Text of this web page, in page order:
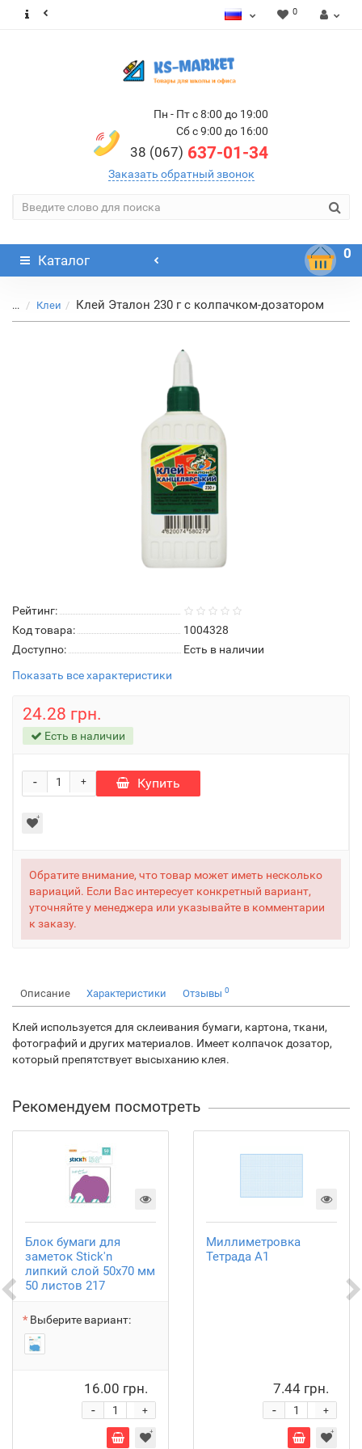
0
Пн - Пт с 8:00 до 19:00
Сб с 9:00 до 16:00
38 (067) 637-01-34
Заказать обратный звонок
Каталог 0
... Клеи Клей Эталон 230 г с колпачком-дозатором
Рейтинг:
Код товара:
1004328
Доступно:
Есть в наличии
Показать все характеристики
24.28 грн.
Есть в наличии
+
- Купить
Обратите внимание, что товар может иметь несколько
вариаций. Если Вас интересует конкретный вариант,
уточняйте у менеджера или указывайте в комментарии
к заказу.
Описание Характеристики Отзывы 0
Клей используется для склеивания бумаги, картона, ткани,
фотографий и других материалов. Имеет колпачок дозатор,
который препятствует высыханию клея.
Рекомендуем посмотреть
Блок бумаги для
заметок Stick'n
липкий слой 50х70 мм
50 листов 217
Выберите вариант:
16.00 грн.
+
-
Миллиметровка
Тетрада А1
7.44 грн.
+
-